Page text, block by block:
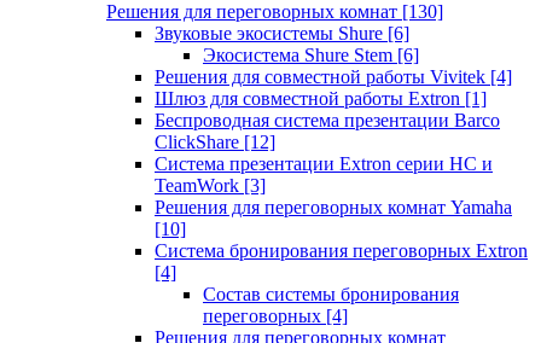
Решения для переговорных комнат [130]
Звуковые экосистемы Shure [6]
Экосистема Shure Stem [6]
Решения для совместной работы Vivitek [4]
Шлюз для совместной работы Extron [1]
Беспроводная система презентации Barco
ClickShare [12]
Система презентации Extron серии HC и
TeamWork [3]
Решения для переговорных комнат Yamaha
[10]
Система бронирования переговорных Extron
[4]
Состав системы бронирования
переговорных [4]
Решения для переговорных комнат